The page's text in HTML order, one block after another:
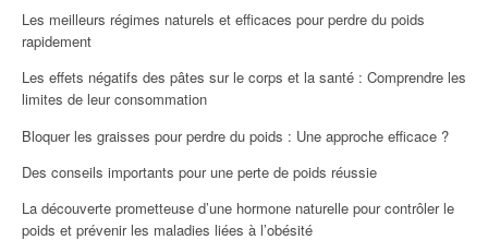
Les meilleurs régimes naturels et efficaces pour perdre du poids
rapidement
Les effets négatifs des pâtes sur le corps et la santé : Comprendre les
limites de leur consommation
Bloquer les graisses pour perdre du poids : Une approche efficace ?
Des conseils importants pour une perte de poids réussie
La découverte prometteuse d’une hormone naturelle pour contrôler le
poids et prévenir les maladies liées à l’obésité